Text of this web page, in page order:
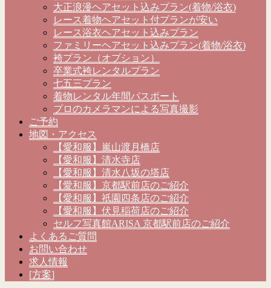
大正浪漫ヘアセット込みプラン(着物/浴衣)
レース着物ヘアセット付プランが安い
レース浴衣ヘアセット込みプラン
ファミリーヘアセット込みプラン(着物/浴衣)
袴プラン（オプション）
卒業式袴レンタルプラン
七五三プラン
着物レンタル年間パスポート
プロのカメラマンによる写真撮影
ご予約
地図・アクセス
【愛和服】嵐山渡月橋店
【愛和服】清水寺店
【愛和服】清水八坂の塔店
【愛和服】京都駅前店のご紹介
【愛和服】祇園四条店のご紹介
【愛和服】伏見稲荷店のご紹介
セルフ写真館ARISA 京都駅前店のご紹介
よくあるご質問
お問い合わせ
求人情報
[方案]